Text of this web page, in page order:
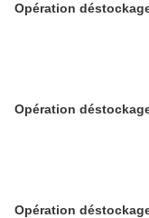
Opération
Opération
Opération